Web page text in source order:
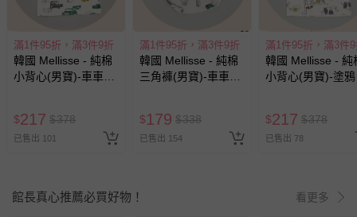
滿1件95折，滿3件9折
韓國 Mellisse - 純棉
小背心(男寶)-車車王
$217 $378
已售出 101
滿1件95折，滿3件9折
韓國 Mellisse - 純棉
三角褲(男寶)-車車王
$179 $338
已售出 154
滿1件95折，滿3件
韓國 Mellisse - 純
小背心(男寶)-塗
$217 $378
已售出 78
館長真心推薦必買好物！ 看更多